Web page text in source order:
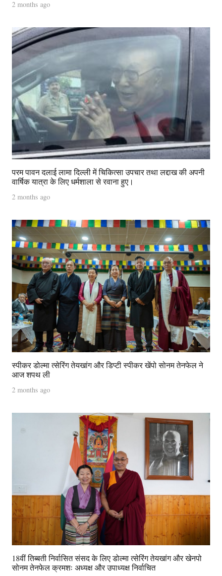
2 months ago
परम पावन दलाई लामा दिल्ली में चिकित्सा उपचार तथा लद्दाख की अपनी
वार्षिक यात्रा के लिए धर्मशाला से रवाना हुए।
2 months ago
स्पीकर डोल्मा त्सेरिंग तेयखांग और डिप्टी स्पीकर खेंपो सोनम तेनफेल ने
आज शपथ ली
2 months ago
18वीं तिब्बती निर्वासित संसद के लिए डोल्मा त्सेरिंग तेयखांग और खेनपो
सोनम तेनफेल क्रमशः अध्यक्ष और उपाध्यक्ष निर्वाचित